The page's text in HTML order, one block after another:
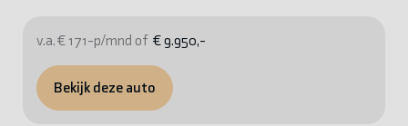
v.a. € 171-p/mnd of € 9.950,-
Bekijk deze auto